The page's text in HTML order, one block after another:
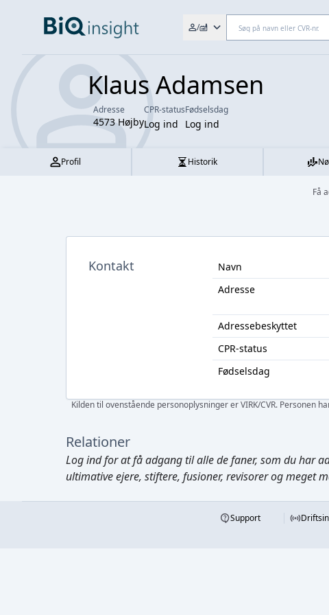
/
Klaus Adamsen
Adresse
4573 Højby
CPR-status
Log ind
Fødselsdag
Log ind
Profil Historik
Få
Kontakt Navn
Adresse
Adressebeskyttet
CPR-status
Fødselsdag
Kilden til ovenstående personoplysninger er VIRK/CVR. Personen
Relationer
Log indfor at få adgang til alle de faner, som du har
ultimative ejere, stiftere, fusioner, revisorer og meget
Support